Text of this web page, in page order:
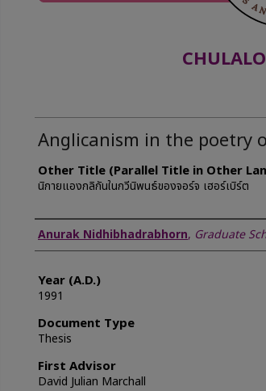
Anglicanism in the poetry
Other Title (Parallel Title in Other
นิกายแองกลิกันในกวีนิพนธ์ของจอร์จ เฮอร์เบิร์ต
Author
Anurak Nidhibhadrabhorn, Graduate
Year (A.D.)
1991
Document Type
Thesis
First Advisor
David Julian Marchall